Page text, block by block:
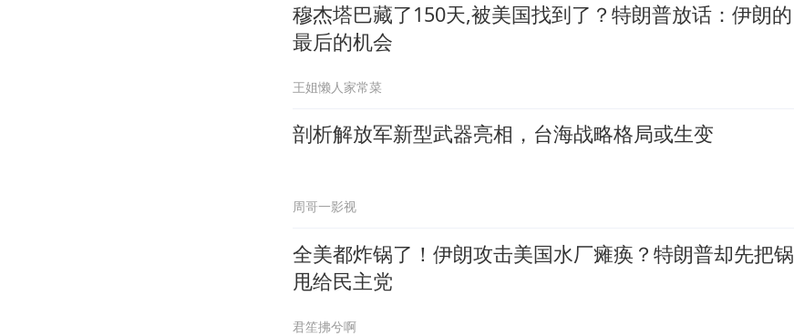
穆杰塔巴藏了150天,被美国找到了？特朗普放话：伊朗的
最后的机会
王姐懒人家常菜
剖析解放军新型武器亮相，台海战略格局或生变
周哥一影视
全美都炸锅了！伊朗攻击美国水厂瘫痪？特朗普却先把锅
甩给民主党
君笙拂兮啊